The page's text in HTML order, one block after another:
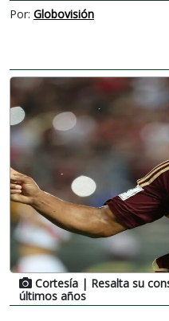
Por: Globovisión
Cortesía | Resalta su
últimos años